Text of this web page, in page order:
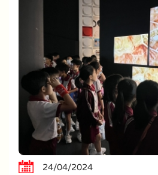
24/04/2024